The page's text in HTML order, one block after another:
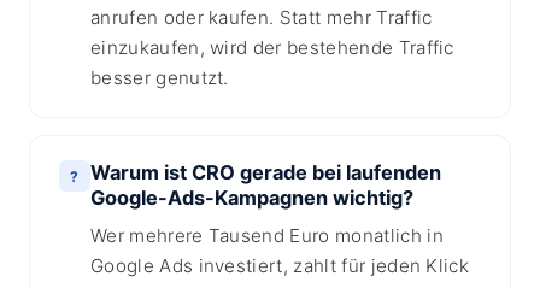
anrufen oder kaufen. Statt mehr Traffic
einzukaufen, wird der bestehende Traffic
besser genutzt.
?
Warum ist CRO gerade bei laufenden
Google-Ads-Kampagnen wichtig?
Wer mehrere Tausend Euro monatlich in
Google Ads investiert, zahlt für jeden Klick